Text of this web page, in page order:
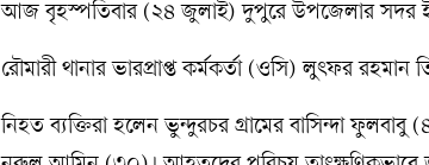
আজ বৃহস্পতিবার (২৪ জুলাই) দুপুরে উপজেলার সদর
রৌমারী থানার ভারপ্রাপ্ত কর্মকর্তা (ওসি) লুৎফর
নিহত ব্যক্তিরা হলেন ভুন্দুরচর গ্রামের বাসিন্দা